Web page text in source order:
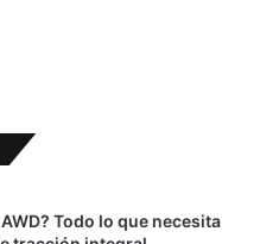
Todo lo que necesita